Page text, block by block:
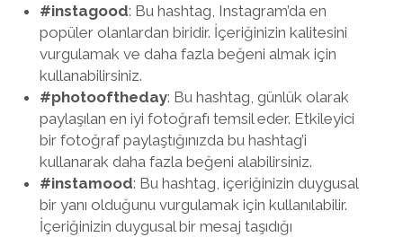
#instagood: Bu hashtag, Instagram’da en
popüler olanlardan biridir. İçeriğinizin kalitesini
vurgulamak ve daha fazla beğeni almak için
kullanabilirsiniz.
#photooftheday: Bu hashtag, günlük olarak
paylaşılan en iyi fotoğrafı temsil eder. Etkileyici
bir fotoğraf paylaştığınızda bu hashtag’i
kullanarak daha fazla beğeni alabilirsiniz.
#instamood: Bu hashtag, içeriğinizin duygusal
bir yanı olduğunu vurgulamak için kullanılabilir.
İçeriğinizin duygusal bir mesaj taşıdığı